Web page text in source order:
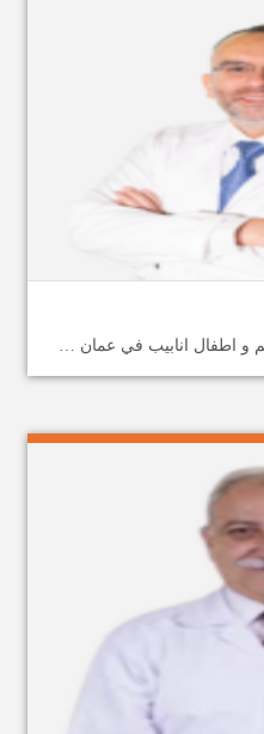
دكتور رامي حمزة، استشاري عقم و اطفال انابيب في عمان صحتك هي أولويتنا، سافر لتلقي العلاج في الأردن مع ميدكس، الأطباء ذوي الخبرة لإجراءات أطفال الأنابيب في الأردن، احجز الآن رحلتك العلاجية والاستشفائية معنا